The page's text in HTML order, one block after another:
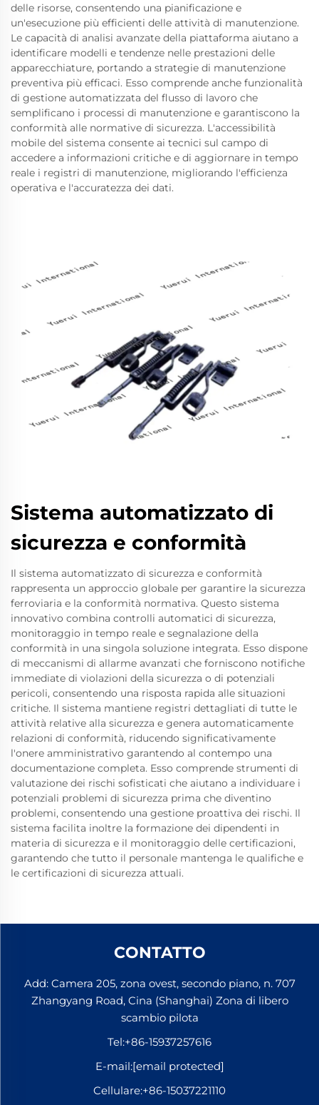
delle risorse, consentendo una pianificazione e
un'esecuzione più efficienti delle attività di manutenzione.
Le capacità di analisi avanzate della piattaforma aiutano a
identificare modelli e tendenze nelle prestazioni delle
apparecchiature, portando a strategie di manutenzione
preventiva più efficaci. Esso comprende anche funzionalità
di gestione automatizzata del flusso di lavoro che
semplificano i processi di manutenzione e garantiscono la
conformità alle normative di sicurezza. L'accessibilità
mobile del sistema consente ai tecnici sul campo di
accedere a informazioni critiche e di aggiornare in tempo
reale i registri di manutenzione, migliorando l'efficienza
operativa e l'accuratezza dei dati.
Sistema automatizzato di
sicurezza e conformità
Il sistema automatizzato di sicurezza e conformità
rappresenta un approccio globale per garantire la sicurezza
ferroviaria e la conformità normativa. Questo sistema
innovativo combina controlli automatici di sicurezza,
monitoraggio in tempo reale e segnalazione della
conformità in una singola soluzione integrata. Esso dispone
di meccanismi di allarme avanzati che forniscono notifiche
immediate di violazioni della sicurezza o di potenziali
pericoli, consentendo una risposta rapida alle situazioni
critiche. Il sistema mantiene registri dettagliati di tutte le
attività relative alla sicurezza e genera automaticamente
relazioni di conformità, riducendo significativamente
l'onere amministrativo garantendo al contempo una
documentazione completa. Esso comprende strumenti di
valutazione dei rischi sofisticati che aiutano a individuare i
potenziali problemi di sicurezza prima che diventino
problemi, consentendo una gestione proattiva dei rischi. Il
sistema facilita inoltre la formazione dei dipendenti in
materia di sicurezza e il monitoraggio delle certificazioni,
garantendo che tutto il personale mantenga le qualifiche e
le certificazioni di sicurezza attuali.
CONTATTO
Add: Camera 205, zona ovest, secondo piano, n. 707
Zhangyang Road, Cina (Shanghai) Zona di libero
scambio pilota
Tel:+86-15937257616
E-mail:[email protected]
Cellulare:+86-15037221110